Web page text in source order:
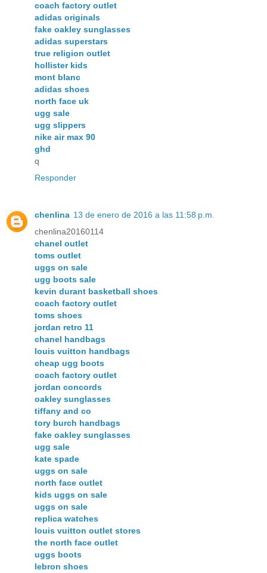
coach factory outlet
adidas originals
fake oakley sunglasses
adidas superstars
true religion outlet
hollister kids
mont blanc
adidas shoes
north face uk
ugg sale
ugg slippers
nike air max 90
ghd
q
Responder
chenlina 13 de enero de 2016 a las 11:58 p.m.
chenlina20160114
chanel outlet
toms outlet
uggs on sale
ugg boots sale
kevin durant basketball shoes
coach factory outlet
toms shoes
jordan retro 11
chanel handbags
louis vuitton handbags
cheap ugg boots
coach factory outlet
jordan concords
oakley sunglasses
tiffany and co
tory burch handbags
fake oakley sunglasses
ugg sale
kate spade
uggs on sale
north face outlet
kids uggs on sale
uggs on sale
replica watches
louis vuitton outlet stores
the north face outlet
uggs boots
lebron shoes